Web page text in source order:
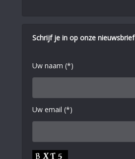
Schrijf je in op onze nieuwsbrief
Uw naam (*)
Uw email (*)